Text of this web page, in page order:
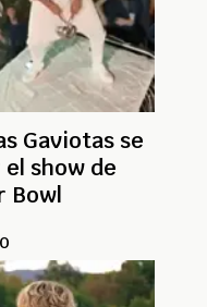
Gaviotas se
show de
Bowl